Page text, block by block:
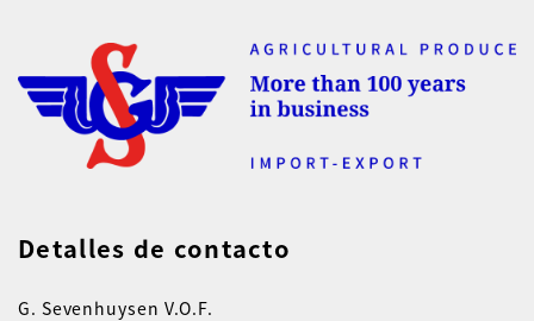
Detalles de contacto
G. Sevenhuysen V.O.F.